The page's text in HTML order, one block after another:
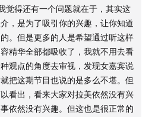
觉得还有一个问题就在于，其实这
，是为了吸引你的兴趣，让你知道
。但是更多的人是希望通过听这样
精华全部都吸收了，我就不用去看
观点的角度去审视，发现女嘉宾说
把这期节目也说的是多么不堪。但
看出，看来大家对拉美依然没有兴
依然没有兴趣。但这也是很正常的